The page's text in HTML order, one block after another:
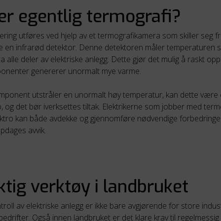
egentlig termografi?
utføres ved hjelp av et termografikamera som skiller seg
en infrarød detektor. Denne detektoren måler temperaturen
alle deler av elektriske anlegg. Dette gjør det mulig å raskt
genererer unormalt mye varme.
utstråler en unormalt høy temperatur, kan dette være
og det bør iverksettes tiltak. Elektrikerne som jobber med
kan både avdekke og gjennomføre nødvendige
avvik.
verktøy i landbruket
av elektriske anlegg er ikke bare avgjørende for store
Også innen landbruket er det klare krav til regelmessig